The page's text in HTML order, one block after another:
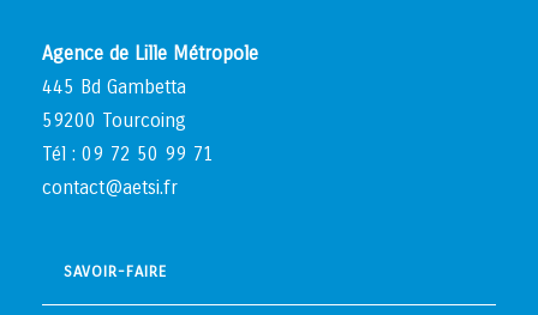
Agence de Lille Métropole
445 Bd Gambetta
59200 Tourcoing
Tél : 09 72 50 99 71
contact@aetsi.fr
SAVOIR-FAIRE